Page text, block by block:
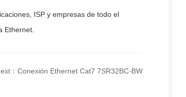
ISP y empresas de todo el
Ethernet.
：Conexión Ethernet Cat7 7SR32BC-BW